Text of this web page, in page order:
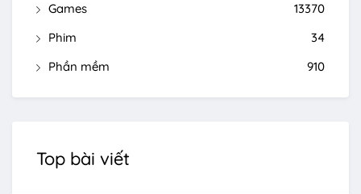
Games
13370
Phim
34
Phần mềm
910
Top bài viết